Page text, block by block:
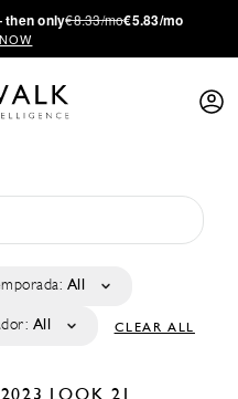
only€8.33/mo€5.83/mo
All
All CLEAR ALL